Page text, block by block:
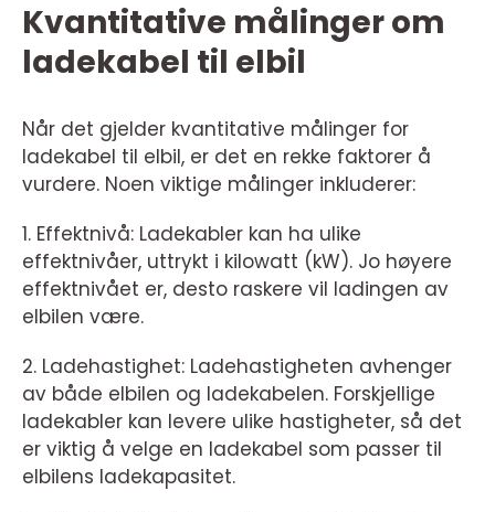
Kvantitative målinger om
ladekabel til elbil
Når det gjelder kvantitative målinger for
ladekabel til elbil, er det en rekke faktorer å
vurdere. Noen viktige målinger inkluderer:
1. Effektnivå: Ladekabler kan ha ulike
effektnivåer, uttrykt i kilowatt (kW). Jo høyere
effektnivået er, desto raskere vil ladingen av
elbilen være.
2. Ladehastighet: Ladehastigheten avhenger
av både elbilen og ladekabelen. Forskjellige
ladekabler kan levere ulike hastigheter, så det
er viktig å velge en ladekabel som passer til
elbilens ladekapasitet.